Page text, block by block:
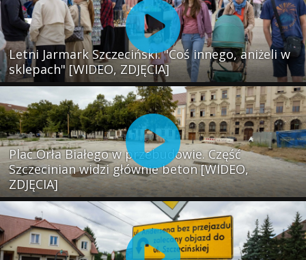
Letni Jarmark Szczeciński. "Coś innego, aniżeli w
sklepach" [WIDEO, ZDJĘCIA]
Plac Orła Białego w przebudowie. Część
Szczecinian widzi głównie beton [WIDEO,
ZDJĘCIA]